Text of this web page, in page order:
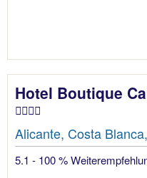
Hotel Boutique
Alicante, Costa
5.1 - 100 %